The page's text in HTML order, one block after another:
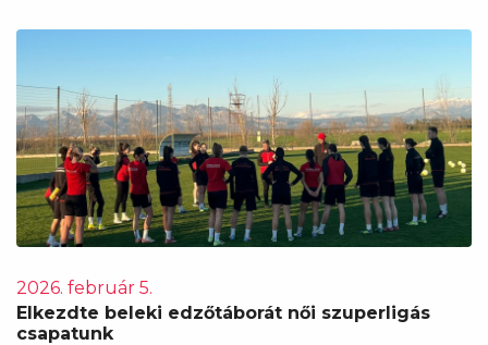
2026. február 5.
Elkezdte beleki edzőtáborát női szuperligás
csapatunk